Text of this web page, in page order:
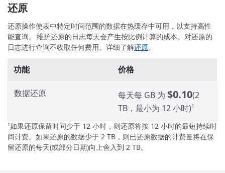
还原
还原操作使表中特定时间范围的数据在热缓存中可用，以支持高性
能查询。 维护还原的日志每天会产生按比例计算的成本。对还原的
日志进行查询不收取任何费用。详细了解还原。
功能 价格
数据还原 每天每 GB 为 $0.10(2
TB，最小为 12 小时)1
1如果还原保留时间少于 12 小时，则还原将按 12 小时的最短持续时
间计费。如果还原的数据少于 2 TB，则已还原数据的计费量将在保
留还原的每天(或部分日期)向上舍入到 2 TB。